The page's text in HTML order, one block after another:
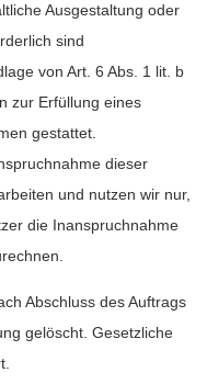
Ausgestaltung oder
sind
von Art. 6 Abs. 1 lit. b
zur Erfüllung eines
gestattet.
dieser
und nutzen wir nur,
die Inanspruchnahme
Abschluss des Auftrags
gelöscht. Gesetzliche